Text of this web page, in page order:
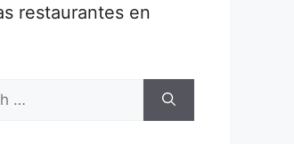
restaurantes en